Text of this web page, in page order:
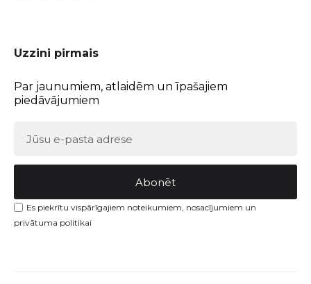
Uzzini pirmais
Par jaunumiem, atlaidēm un īpašajiem
piedāvājumiem
Abonēt
Es piekrītu vispārīgajiem noteikumiem, nosacījumiem un
privātuma politikai